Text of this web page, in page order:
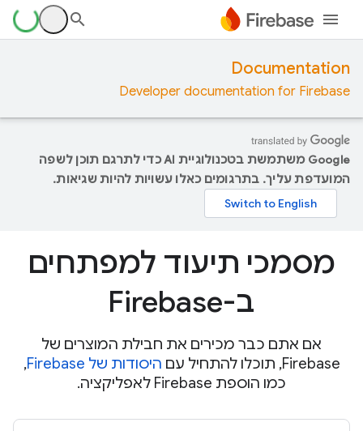
Documentation
Developer documentation for Firebase
‫Google משתמשת בטכנולוגיית AI כדי לתרגם תוכן לשפה
המועדפת עליך. בתרגומים כאלו עשויות להיות שגיאות.
מסמכי תיעוד למפתחים
ב-Firebase
אם אתם כבר מכירים את חבילת המוצרים של
Firebase, תוכלו להתחיל עם
היסודות של Firebase
,
כמו הוספת Firebase לאפליקציה.